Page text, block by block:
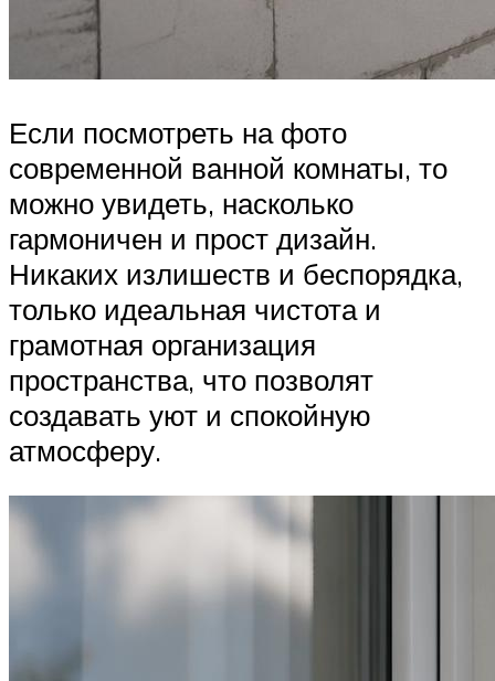
Если посмотреть на фото
современной ванной комнаты, то
можно увидеть, насколько
гармоничен и прост дизайн.
Никаких излишеств и беспорядка,
только идеальная чистота и
грамотная организация
пространства, что позволят
создавать уют и спокойную
атмосферу.